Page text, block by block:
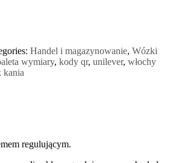
Handel i magazynowanie, Wózki
wymiary, kody qr, unilever, włochy
kania
regulującym.